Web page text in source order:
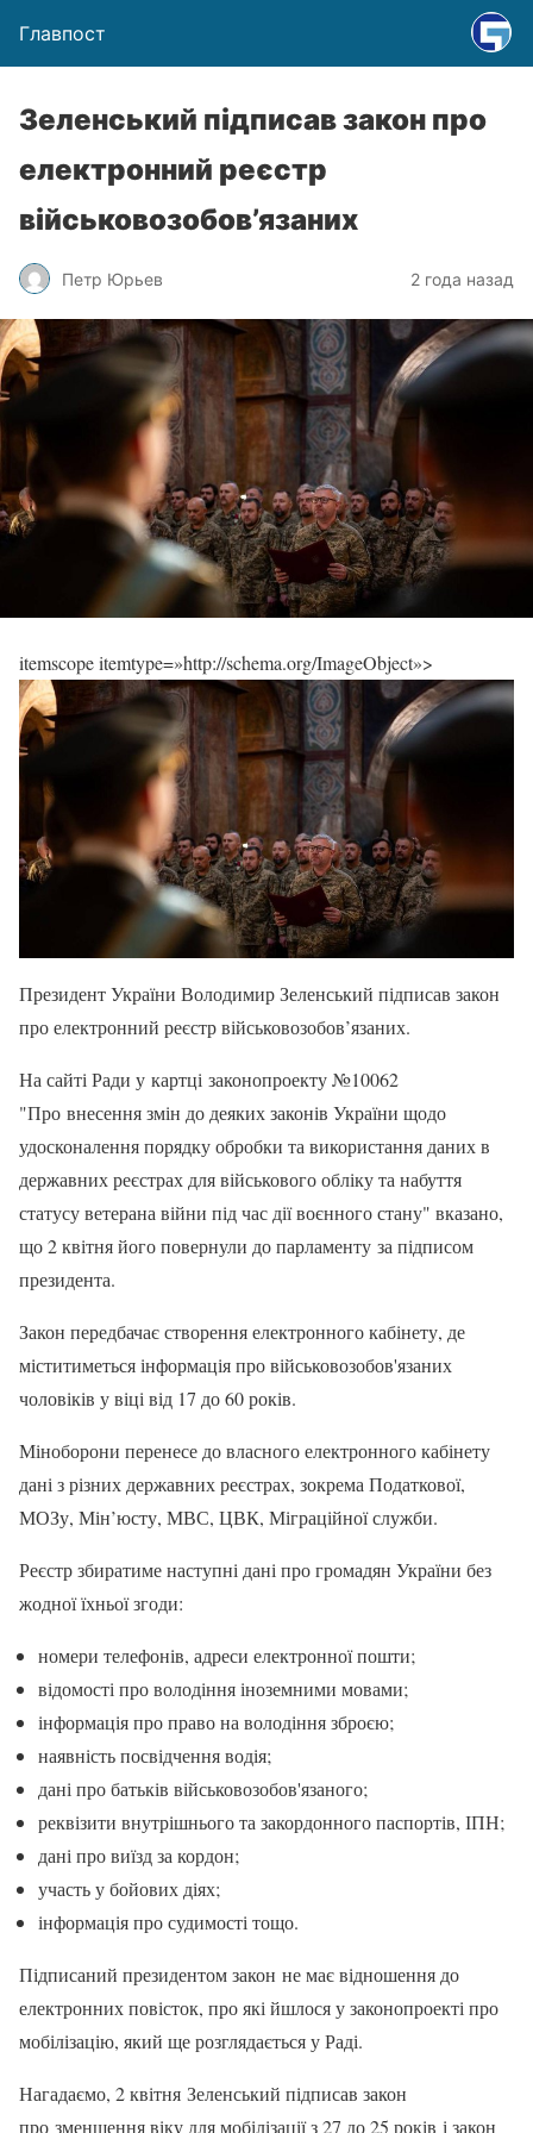
Главпост
Зеленський підписав закон про
електронний реєстр
військовозобов’язаних
Петр Юрьев 2 года назад
itemscope itemtype=»http://schema.org/ImageObject»>
Президент України Володимир Зеленський підписав закон
про електронний реєстр військовозобов’язаних.
На сайті Ради у картці законопроекту №10062
"Про внесення змін до деяких законів України щодо
удосконалення порядку обробки та використання даних в
державних реєстрах для військового обліку та набуття
статусу ветерана війни під час дії воєнного стану" вказано,
що 2 квітня його повернули до парламенту за підписом
президента.
Закон передбачає створення електронного кабінету, де
міститиметься інформація про військовозобов'язаних
чоловіків у віці від 17 до 60 років.
Міноборони перенесе до власного електронного кабінету
дані з різних державних реєстрах, зокрема Податкової,
МОЗу, Мін’юсту, МВС, ЦВК, Міграційної служби.
Реєстр збиратиме наступні дані про громадян України без
жодної їхньої згоди:
номери телефонів, адреси електронної пошти;
відомості про володіння іноземними мовами;
інформація про право на володіння зброєю;
наявність посвідчення водія;
дані про батьків військовозобов'язаного;
реквізити внутрішнього та закордонного паспортів, ІПН;
дані про виїзд за кордон;
участь у бойових діях;
інформація про судимості тощо.
Підписаний президентом закон не має відношення до
електронних повісток, про які йшлося у законопроекті про
мобілізацію, який ще розглядається у Раді.
Нагадаємо, 2 квітня Зеленський підписав закон
про зменшення віку для мобілізації з 27 до 25 років і закон